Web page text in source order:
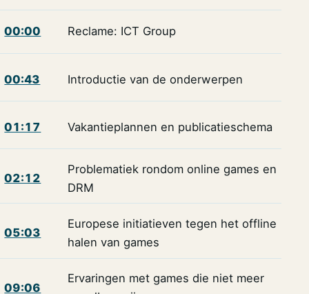
00:00 Reclame: ICT Group
00:43 Introductie van de onderwerpen
01:17 Vakantieplannen en publicatieschema
02:12
Problematiek rondom online games en
DRM
05:03
Europese initiatieven tegen het offline
halen van games
09:06
Ervaringen met games die niet meer